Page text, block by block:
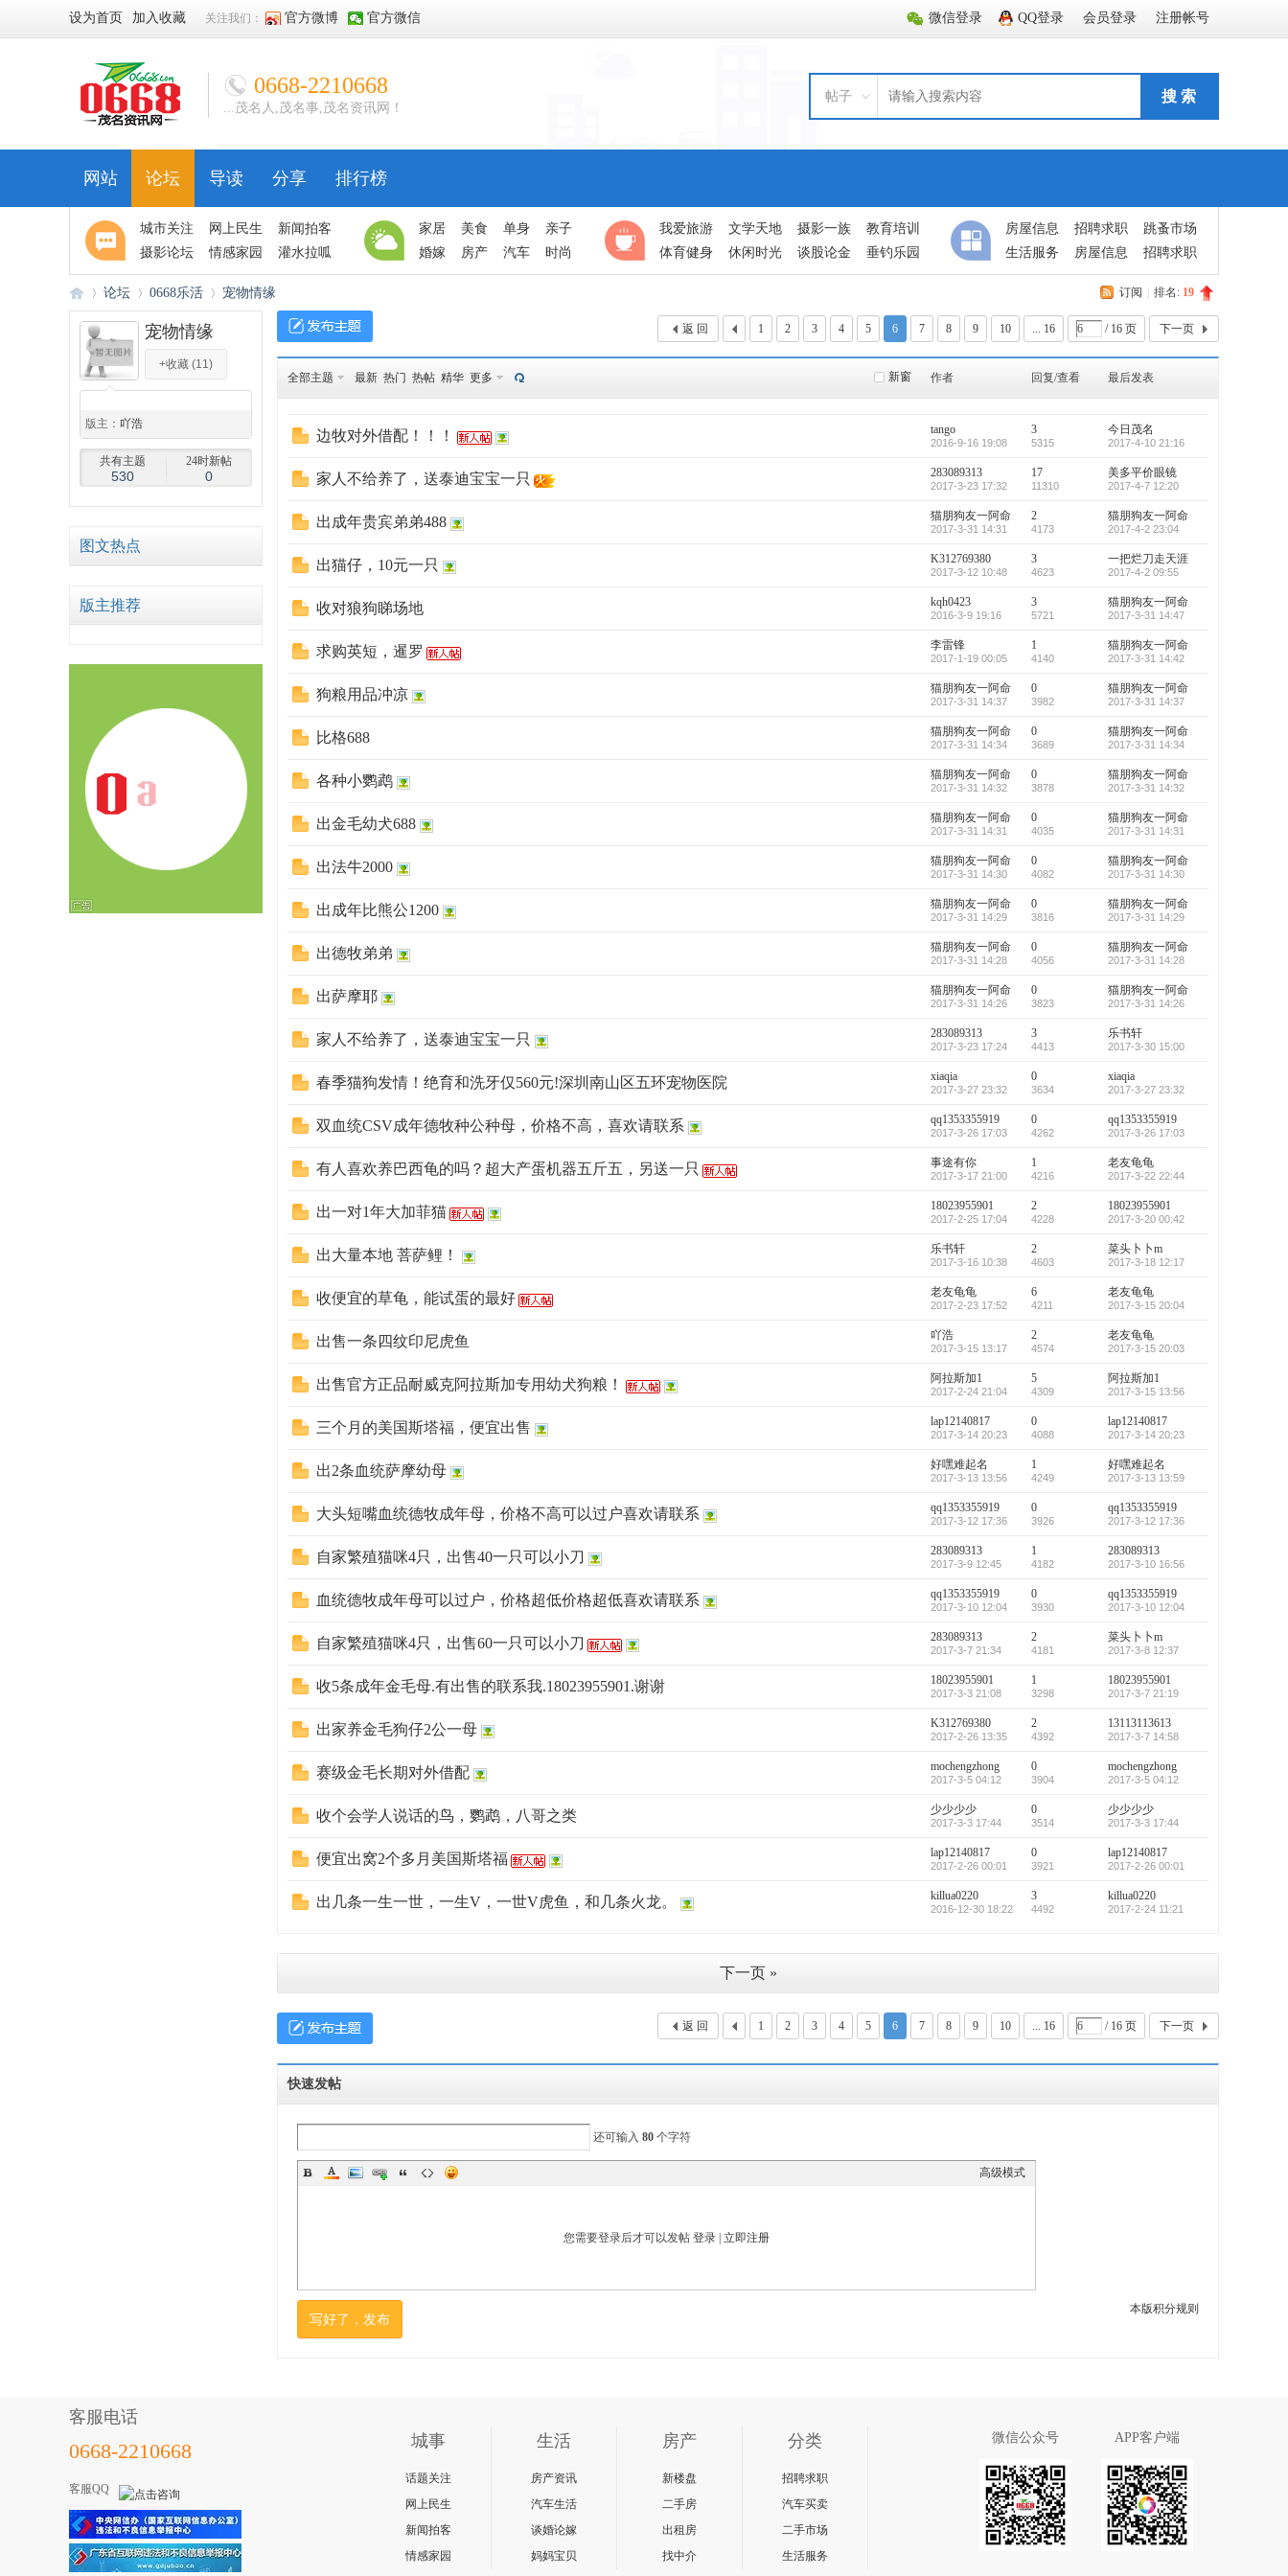
微信登录 QQ登录 会员登录 注册帐号
设为首页 加入收藏 关注我们： 官方微博 官方微信
0668-2210668
...茂名人,茂名事,茂名资讯网！
帖子 搜 索
网站 论坛 导读 分享 排行榜
城市关注 网上民生
新闻拍客
摄影论坛
情感家园 灌水拉呱
家居 美食 单身
亲子
婚嫁
房产 汽车 时尚
我爱旅游 文学天地 摄影一族
教育培训
体育健身
休闲时光 谈股论金 垂钓乐园
房屋信息 招聘求职
跳蚤市场
生活服务
房屋信息 招聘求职
订阅 排名: 19
06
68
»
论坛 0668乐活 宠物情缘
宠物情缘
+收藏 (11)
版主： 吖浩
◆
◆
共有主题
530
24时新帖
0
图文热点
版主推荐
1 2 3 4 5 6 7 8 9 10 ... 16 / 16 页 下一页
返 回
新窗
全部主题 最新 热门 热帖 精华 更多 作者 回复/查看 最后发表
边牧对外借配！！！ tango
2016-9-16 19:08
3
5315
今日茂名
2017-4-10 21:16
家人不给养了，送泰迪宝宝一只 283089313
2017-3-23 17:32
17
11310
美多平价眼镜
2017-4-7 12:20
出成年贵宾弟弟488 猫朋狗友一阿命
2017-3-31 14:31
2
4173
猫朋狗友一阿命
2017-4-2 23:04
出猫仔，10元一只 K312769380
2017-3-12 10:48
3
4623
一把烂刀走天涯
2017-4-2 09:55
收对狼狗睇场地 kqh0423
2016-3-9 19:16
3
5721
猫朋狗友一阿命
2017-3-31 14:47
求购英短，暹罗 李雷锋
2017-1-19 00:05
1
4140
猫朋狗友一阿命
2017-3-31 14:42
狗粮用品冲凉 猫朋狗友一阿命
2017-3-31 14:37
0
3982
猫朋狗友一阿命
2017-3-31 14:37
比格688 猫朋狗友一阿命
2017-3-31 14:34
0
3689
猫朋狗友一阿命
2017-3-31 14:34
各种小鹦鹉 猫朋狗友一阿命
2017-3-31 14:32
0
3878
猫朋狗友一阿命
2017-3-31 14:32
出金毛幼犬688 猫朋狗友一阿命
2017-3-31 14:31
0
4035
猫朋狗友一阿命
2017-3-31 14:31
出法牛2000 猫朋狗友一阿命
2017-3-31 14:30
0
4082
猫朋狗友一阿命
2017-3-31 14:30
出成年比熊公1200 猫朋狗友一阿命
2017-3-31 14:29
0
3816
猫朋狗友一阿命
2017-3-31 14:29
出德牧弟弟 猫朋狗友一阿命
2017-3-31 14:28
0
4056
猫朋狗友一阿命
2017-3-31 14:28
出萨摩耶 猫朋狗友一阿命
2017-3-31 14:26
0
3823
猫朋狗友一阿命
2017-3-31 14:26
家人不给养了，送泰迪宝宝一只 283089313
2017-3-23 17:24
3
4413
乐书轩
2017-3-30 15:00
春季猫狗发情！绝育和洗牙仅560元!深圳南山区五环宠物医院 xiaqia
2017-3-27 23:32
0
3634
xiaqia
2017-3-27 23:32
双血统CSV成年德牧种公种母，价格不高，喜欢请联系 qq1353355919
2017-3-26 17:03
0
4262
qq1353355919
2017-3-26 17:03
有人喜欢养巴西龟的吗？超大产蛋机器五斤五，另送一只 事途有你
2017-3-17 21:00
1
4216
老友龟龟
2017-3-22 22:44
出一对1年大加菲猫 18023955901
2017-2-25 17:04
2
4228
18023955901
2017-3-20 00:42
出大量本地 菩萨鲤！ 乐书轩
2017-3-16 10:38
2
4603
菜头卜卜m
2017-3-18 12:17
收便宜的草龟，能试蛋的最好 老友龟龟
2017-2-23 17:52
6
4211
老友龟龟
2017-3-15 20:04
出售一条四纹印尼虎鱼 吖浩
2017-3-15 13:17
2
4574
老友龟龟
2017-3-15 20:03
出售官方正品耐威克阿拉斯加专用幼犬狗粮！ 阿拉斯加1
2017-2-24 21:04
5
4309
阿拉斯加1
2017-3-15 13:56
三个月的美国斯塔福，便宜出售 lap12140817
2017-3-14 20:23
0
4088
lap12140817
2017-3-14 20:23
出2条血统萨摩幼母 好嘿难起名
2017-3-13 13:56
1
4249
好嘿难起名
2017-3-13 13:59
大头短嘴血统德牧成年母，价格不高可以过户喜欢请联系 qq1353355919
2017-3-12 17:36
0
3926
qq1353355919
2017-3-12 17:36
自家繁殖猫咪4只，出售40一只可以小刀 283089313
2017-3-9 12:45
1
4182
283089313
2017-3-10 16:56
血统德牧成年母可以过户，价格超低价格超低喜欢请联系 qq1353355919
2017-3-10 12:04
0
3930
qq1353355919
2017-3-10 12:04
自家繁殖猫咪4只，出售60一只可以小刀 283089313
2017-3-7 21:34
2
4181
菜头卜卜m
2017-3-8 12:37
收5条成年金毛母.有出售的联系我.18023955901.谢谢 18023955901
2017-3-3 21:08
1
3298
18023955901
2017-3-7 21:19
出家养金毛狗仔2公一母 K312769380
2017-2-26 13:35
2
4392
13113113613
2017-3-7 14:58
赛级金毛长期对外借配 mochengzhong
2017-3-5 04:12
0
3904
mochengzhong
2017-3-5 04:12
收个会学人说话的鸟，鹦鹉，八哥之类 少少少少
2017-3-3 17:44
0
3514
少少少少
2017-3-3 17:44
便宜出窝2个多月美国斯塔福 lap12140817
2017-2-26 00:01
0
3921
lap12140817
2017-2-26 00:01
出几条一生一世，一生V，一世V虎鱼，和几条火龙。 killua0220
2016-12-30 18:22
3
4492
killua0220
2017-2-24 11:21
下一页 »
1 2 3 4 5 6 7 8 9 10 ... 16 / 16 页 下一页
返 回
快速发帖
还可输入 80 个字符
高级模式
您需要登录后才可以发帖 登录 立即注册
本版积分规则
写好了，发布
客服电话
0668-2210668
客服QQ
城事
话题关注
网上民生
新闻拍客
情感家园
生活
房产资讯
汽车生活
谈婚论嫁
妈妈宝贝
房产
新楼盘
二手房
出租房
找中介
分类
招聘求职
汽车买卖
二手市场
生活服务
微信公众号 APP客户端